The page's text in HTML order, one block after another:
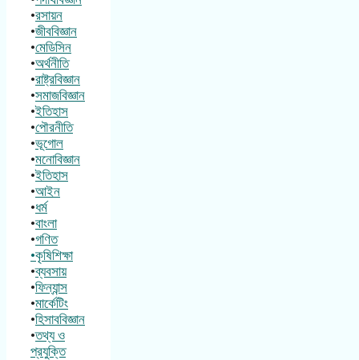
•রসায়ন
•জীববিজ্ঞান
•মেডিসিন
•অর্থনীতি
•রাষ্ট্রবিজ্ঞান
•সমাজবিজ্ঞান
•ইতিহাস
•পৌরনীতি
•ভূগোল
•মনোবিজ্ঞান
•ইতিহাস
•আইন
•ধর্ম
•বাংলা
•গণিত
•কৃষিশিক্ষা
•ব্যবসায়
•ফিন্যান্স
•মার্কেটিং
•হিসাববিজ্ঞান
•তথ্য ও
প্রযুক্তি